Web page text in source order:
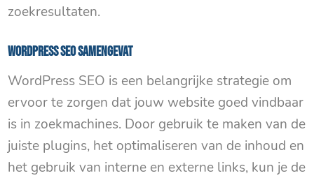
zoekresultaten.
WordPress SEO samengevat
WordPress SEO is een belangrijke strategie om
ervoor te zorgen dat jouw website goed vindbaar
is in zoekmachines. Door gebruik te maken van de
juiste plugins, het optimaliseren van de inhoud en
het gebruik van interne en externe links, kun je de